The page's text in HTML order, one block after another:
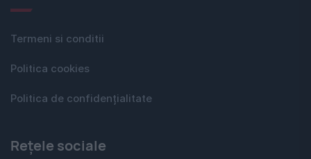
Termeni si conditii
Politica cookies
Politica de confidențialitate
Rețele sociale